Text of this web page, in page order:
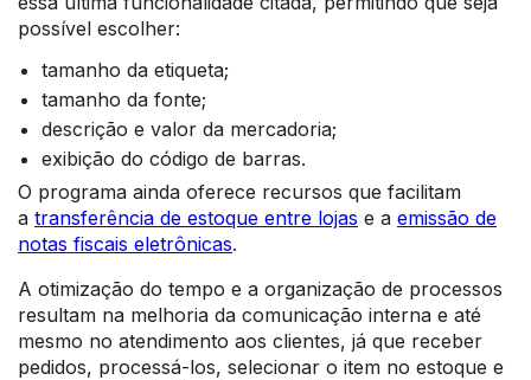
possível escolher:
tamanho da etiqueta;
tamanho da fonte;
descrição e valor da mercadoria;
exibição do código de barras.
O programa ainda oferece recursos que facilitam
a transferência de estoque entre lojas e a emissão de
notas fiscais eletrônicas.
A otimização do tempo e a organização de processos
resultam na melhoria da comunicação interna e até
mesmo no atendimento aos clientes, já que receber
pedidos, processá-los, selecionar o item no estoque e